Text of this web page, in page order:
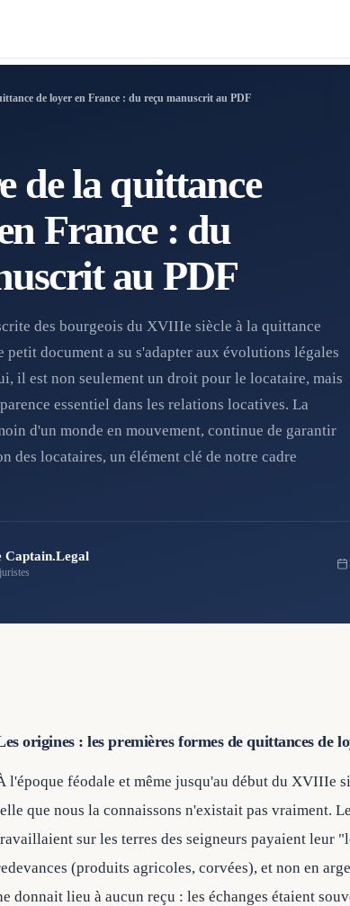
de loyer en France : du reçu manuscrit au PDF
de la quittance
France : du
au PDF
des bourgeois du XVIIIe siècle à la quittance
petit document a su s'adapter aux évolutions légales
il est non seulement un droit pour le locataire, mais
essentiel dans les relations locatives. La
d'un monde en mouvement, continue de garantir
des locataires, un élément clé de notre cadre
Captain.Legal
origines : les premières formes de quittances de
l'époque féodale et même jusqu'au début du XVIIIe
que nous la connaissons n'existait pas vraiment.
sur les terres des seigneurs payaient leur
(produits agricoles, corvées), et non en
donnait lieu à aucun reçu : les échanges étaient